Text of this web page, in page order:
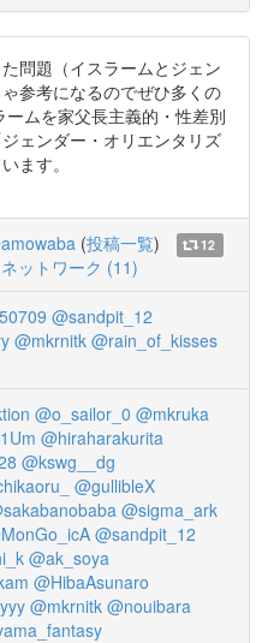
問題（イスラームとジェン
参考になるのでぜひ多くの
ムを家父長主義的・性差別
ェンダー・オリエンタリズ
ます。
(投稿一覧)
12
ットワーク (11)
@sandpit_12
@mkrnitk @rain_of_kisses
@o_sailor_0 @mkruka
@hiraharakurita
@kswg__dg
@gullibleX
@sigma_ark
@sandpit_12
@ak_soya
@HibaAsunaro
@mkrnitk @nouibara